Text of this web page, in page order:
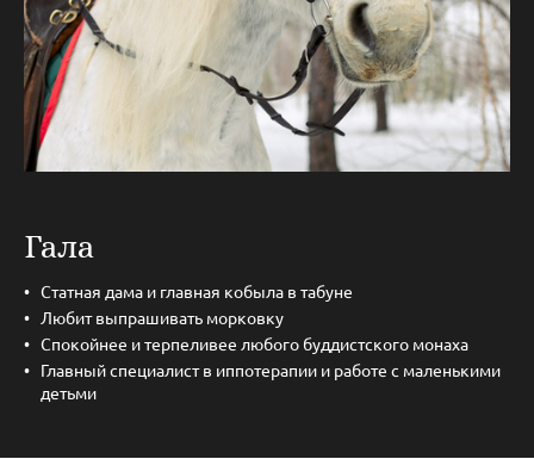
Гала
Статная дама и главная кобыла в табуне
Любит выпрашивать морковку
Спокойнее и терпеливее любого буддистского монаха
Главный специалист в иппотерапии и работе с маленькими
детьми